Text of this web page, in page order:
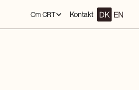
Om CRT Kontakt DK EN